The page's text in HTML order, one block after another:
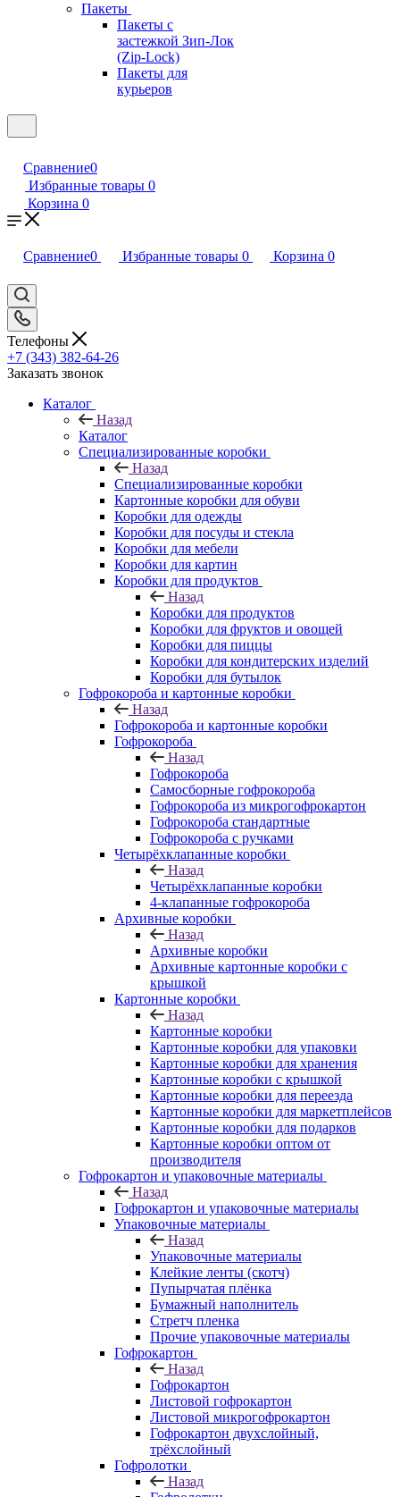
Пакеты
Пакеты с
застежкой Зип-Лок
(Zip-Lock)
Пакеты для
курьеров
Сравнение0
Избранные товары 0
Корзина 0
Сравнение0 Избранные товары 0 Корзина 0
Телефоны
+7 (343) 382-64-26
Заказать звонок
Каталог
Назад
Каталог
Специализированные коробки
Назад
Специализированные коробки
Картонные коробки для обуви
Коробки для одежды
Коробки для посуды и стекла
Коробки для мебели
Коробки для картин
Коробки для продуктов
Назад
Коробки для продуктов
Коробки для фруктов и овощей
Коробки для пиццы
Коробки для кондитерских изделий
Коробки для бутылок
Гофрокороба и картонные коробки
Назад
Гофрокороба и картонные коробки
Гофрокороба
Назад
Гофрокороба
Самосборные гофрокороба
Гофрокороба из микрогофрокартон
Гофрокороба стандартные
Гофрокороба с ручками
Четырёхклапанные коробки
Назад
Четырёхклапанные коробки
4-клапанные гофрокороба
Архивные коробки
Назад
Архивные коробки
Архивные картонные коробки с
крышкой
Картонные коробки
Назад
Картонные коробки
Картонные коробки для упаковки
Картонные коробки для хранения
Картонные коробки с крышкой
Картонные коробки для переезда
Картонные коробки для маркетплейсов
Картонные коробки для подарков
Картонные коробки оптом от
производителя
Гофрокартон и упаковочные материалы
Назад
Гофрокартон и упаковочные материалы
Упаковочные материалы
Назад
Упаковочные материалы
Клейкие ленты (скотч)
Пупырчатая плёнка
Бумажный наполнитель
Стретч пленка
Прочие упаковочные материалы
Гофрокартон
Назад
Гофрокартон
Листовой гофрокартон
Листовой микрогофрокартон
Гофрокартон двухслойный,
трёхслойный
Гофролотки
Назад